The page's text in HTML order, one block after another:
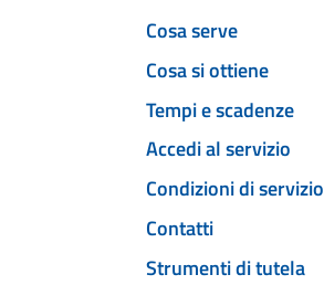
Cosa serve
Cosa si ottiene
Tempi e scadenze
Accedi al servizio
Condizioni di servizio
Contatti
Strumenti di tutela